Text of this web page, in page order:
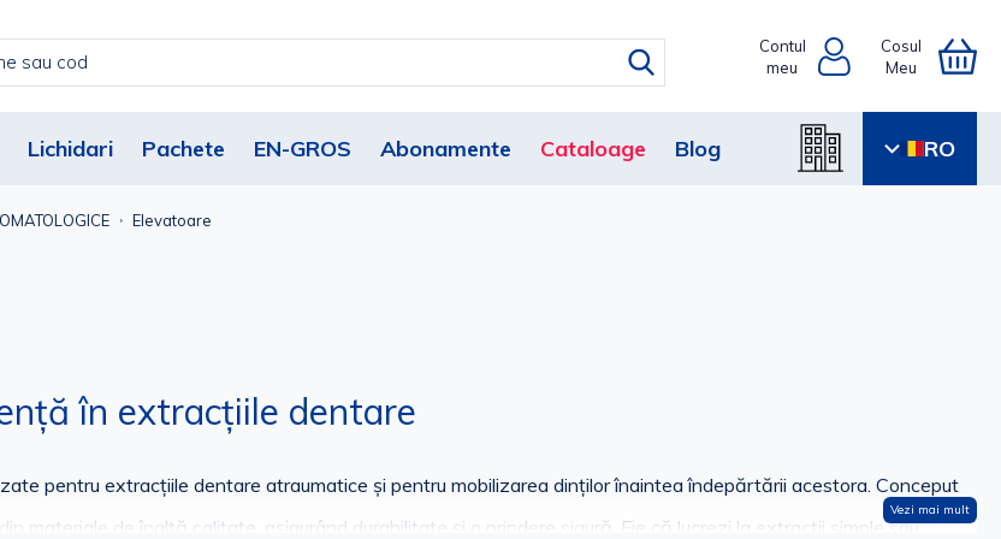
Contul
meu
RO
Cosul
Meu
Lichidari Pachete EN-GROS Abonamente Cataloage Blog
Elevatoare
în extracțiile dentare
pentru extracțiile dentare atraumatice și pentru mobilizarea dinților înaintea îndepărtării acestora. Conceput
materiale de înaltă calitate, asigurând durabilitate și o prindere sigură. Fie că lucrezi la extracții simple sau
Vezi mai mult